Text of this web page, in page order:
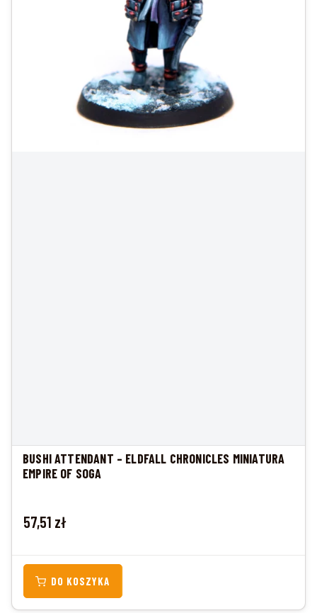
BUSHI ATTENDANT – ELDFALL CHRONICLES MINIATURA
EMPIRE OF SOGA
Cena
57,51 zł
DO KOSZYKA